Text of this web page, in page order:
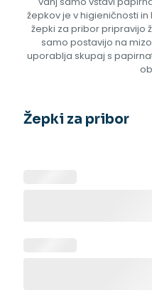
žepkov je v higieničnosti
žepki za pribor pripravijo
samo postavijo na
uporablja skupaj s
Žepki za pribor